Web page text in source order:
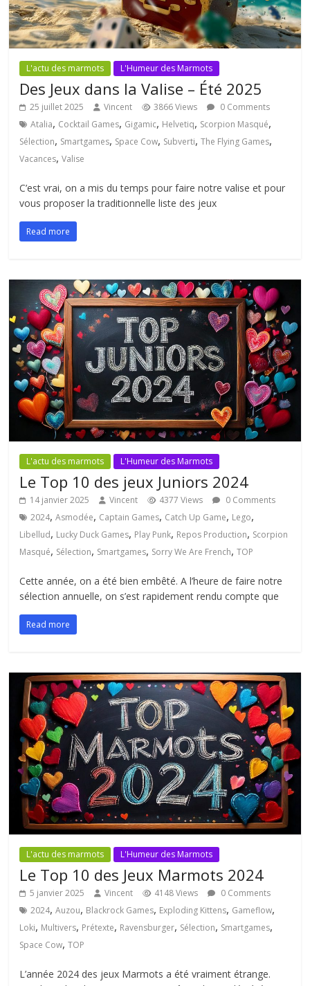
L'actu des marmots L'Humeur des Marmots
Des Jeux dans la Valise – Été 2025
25 juillet 2025 Vincent 3866 Views
0 Comments
Atalia, Cocktail Games, Gigamic, Helvetiq, Scorpion Masqué,
Sélection, Smartgames, Space Cow, Subverti,The Flying Games,
Vacances,Valise
C’est vrai, on a mis du temps pour faire notre valise et pour
vous proposer la traditionnelle liste des jeux
Read more
L'actu des marmots L'Humeur des Marmots
Le Top 10 des jeux Juniors 2024
14 janvier 2025 Vincent 4377 Views
0 Comments
2024,Asmodée, Captain Games, Catch Up Game, Lego,
Libellud, Lucky Duck Games, Play Punk, Repos Production, Scorpion
Masqué, Sélection, Smartgames, Sorry We Are French,TOP
Cette année, on a été bien embêté. A l’heure de faire notre
sélection annuelle, on s’est rapidement rendu compte que
Read more
L'actu des marmots L'Humeur des Marmots
Le Top 10 des Jeux Marmots 2024
5 janvier 2025 Vincent 4148 Views
0 Comments
2024,Auzou, Blackrock Games, Exploding Kittens, Gameflow,
Loki, Multivers, Prétexte, Ravensburger, Sélection, Smartgames,
Space Cow,TOP
L’année 2024 des jeux Marmots a été vraiment étrange.